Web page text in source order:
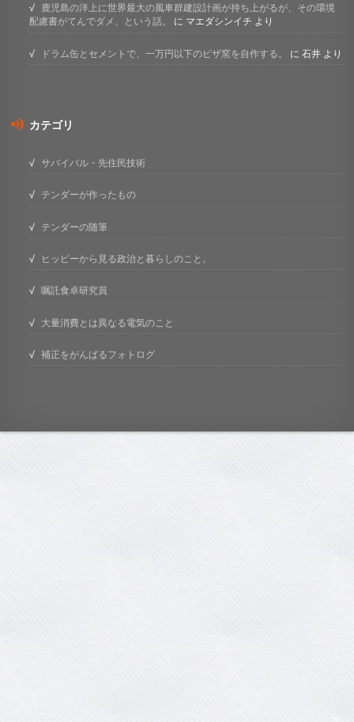
鹿児島の洋上に世界最大の風車群建設計画が持ち上がるが、その環境
配慮書がてんでダメ、という話。
に マエダシンイチ より
ドラム缶とセメントで、一万円以下のピザ窯を自作する。 に石井 より
カテゴリ
サバイバル・先住民技術
テンダーが作ったもの
テンダーの随筆
ヒッピーから見る政治と暮らしのこと。
嘱託食卓研究員
大量消費とは異なる電気のこと
補正をがんばるフォトログ